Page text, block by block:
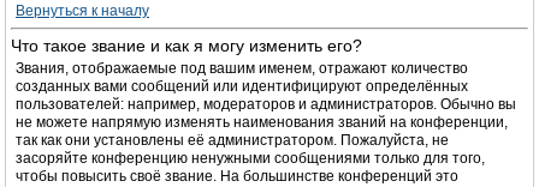
Вернуться к началу
Что такое звание и как я могу изменить его?
Звания, отображаемые под вашим именем, отражают количество
созданных вами сообщений или идентифицируют определённых
пользователей: например, модераторов и администраторов. Обычно вы
не можете напрямую изменять наименования званий на конференции,
так как они установлены её администратором. Пожалуйста, не
засоряйте конференцию ненужными сообщениями только для того,
чтобы повысить своё звание. На большинстве конференций это